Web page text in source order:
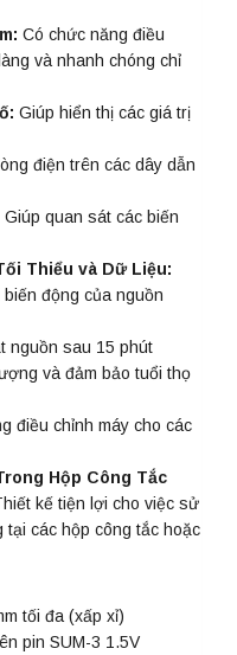
Có chức năng điều
và nhanh chóng chỉ
Giúp hiển thị các giá trị
điện trên các dây dẫn
Giúp quan sát các biến
Thiểu và Dữ Liệu:
động của nguồn
nguồn sau 15 phút
và đảm bảo tuổi thọ
điều chỉnh máy cho các
Hộp Công Tắc
kế tiện lợi cho việc sử
các hộp công tắc hoặc
tối đa (xấp xỉ)
pin SUM-3 1.5V